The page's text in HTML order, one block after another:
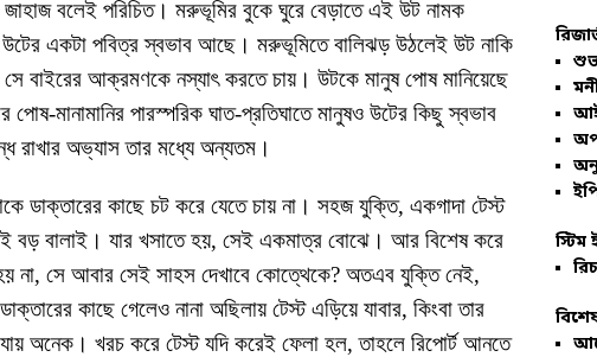
বলেই পরিচিত। মরুভূমির বুকে ঘুরে বেড়াতে এই উট নামক
উটের একটা পবিত্র স্বভাব আছে। মরুভূমিতে বালিঝড় উঠলেই উট নাকি
বাইরের আক্রমণকে নস্যাৎ করতে চায়। উটকে মানুষ পোষ মানিয়েছে
মানামানির পারস্পরিক ঘাত-প্রতিঘাতে মানুষও উটের কিছু স্বভাব
রাখার অভ্যাস তার মধ্যে অন্যতম।
ডাক্তারের কাছে চট করে যেতে চায় না। সহজ যুক্তি, একগাদা টেস্ট
বড় বালাই। যার খসাতে হয়, সেই একমাত্র বোঝে। আর বিশেষ করে
হয় না, সে আবার সেই সাহস দেখাবে কোত্থেকে? অতএব যুক্তি নেই,
কাছে গেলেও নানা অছিলায় টেস্ট এড়িয়ে যাবার, কিংবা তার
যায় অনেক। খরচ করে টেস্ট যদি করেই ফেলা হল, তাহলে রিপোর্ট আনতে
স্টিম